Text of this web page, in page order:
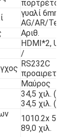
πορτρέτο
γυαλί 6mm
AG/AR/
Αριθ.
HDMI*2, USB
/
RS232C
προαιρετικός
Μαύρος
34,5 χιλ. (T/
34,5 χιλ. (L/R)
1010.2x
89,0 χιλ.